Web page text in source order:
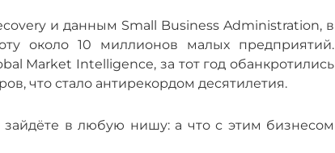
и данным Small Business Administration, в
около 10 миллионов малых предприятий.
Market Intelligence, за тот год обанкротились
что стало антирекордом десятилетия.
зайдёте в любую нишу: а что с этим бизнесом